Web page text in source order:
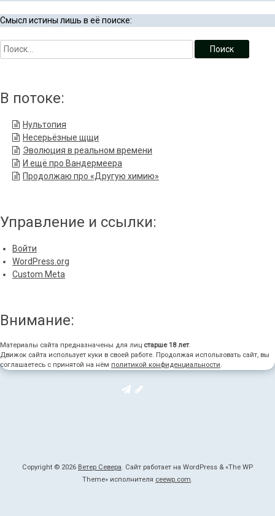
Смысл истины лишь в её поиске:
В потоке:
Нультопия
Несерьёзные щщи
Эволюция в реальном времени
И ещё про Вандермеера
Продолжаю про «Другую химию»
Управление и ссылки:
Войти
WordPress.org
Custom Meta
Внимание:
Материалы сайта предназначены для лиц старше 18 лет.
Движок сайта использует куки в своей работе. Продолжая использовать сайт, вы
соглашаетесь с принятой на нём политикой конфиденциальности.
Copyright © 2026 Ветер Севера. Сайт работает на WordPress & «The WP
Theme» исполнителя ceewp.com.